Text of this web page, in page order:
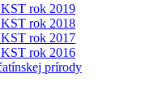
rok 2019
rok 2018
rok 2017
rok 2016
prírody